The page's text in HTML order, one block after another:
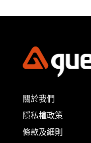
關於我們
隱私權政策
條款及細則